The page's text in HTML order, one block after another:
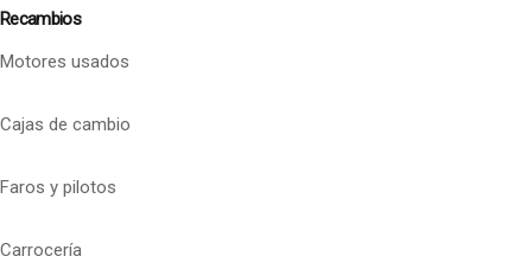
Recambios
Motores usados
Cajas de cambio
Faros y pilotos
Carrocería